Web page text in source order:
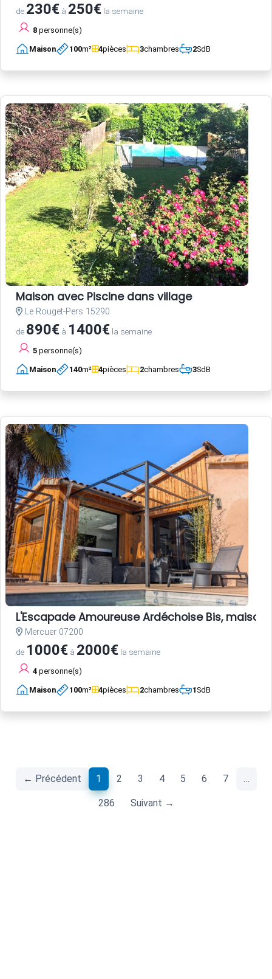
de 230€ à 250€ la semaine
8 personne(s)
Maison 100m² 4pièces 3chambres 2SdB
Maison avec Piscine dans village
Le Rouget-Pers 15290
de 890€ à 1400€ la semaine
5 personne(s)
Maison 140m² 4pièces 2chambres 3SdB
L'Escapade Amoureuse Ardéchoise Bis,
Mercuer 07200
de 1000€ à 2000€ la semaine
4 personne(s)
Maison 100m² 4pièces 2chambres 1SdB
← Précédent 1 (current)
2 3 4 5 6 7 …
286 Suivant →